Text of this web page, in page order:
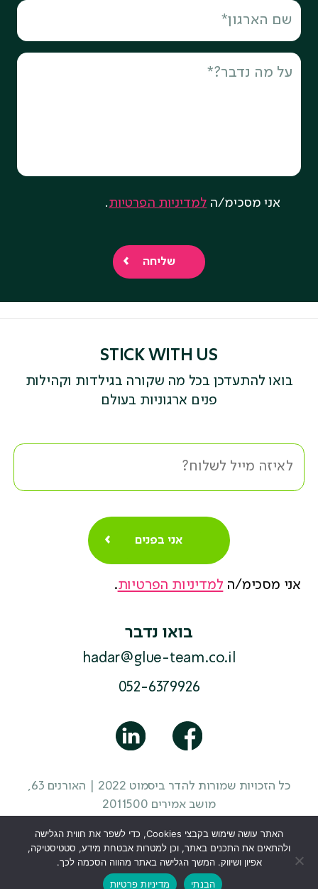
אני מסכימ/ה למדיניות הפרטיות.
STICK WITH US
בואו להתעדכן בכל מה שקורה בגילדות וקהילות
פנים ארגוניות בעולם
אני מסכימ/ה למדיניות הפרטיות.
בואו נדבר
hadar@glue-team.co.il
052-6379926
כל הזכויות שמורות להדר ביסמוט 2022 | האורנים 63,
מושב אמירים 2011500
אתר
סטודיו מוזי
האתר עושה שימוש בקבצי Cookies, כדי לשפר את חווית הגלישה
ולהתאים את התכנים באתר, וכן למטרות אבטחת מידע, סטטיסטיקה,
אפיון ושיווק. המשך הגלישה באתר מהווה הסכמה לכך.
הבנתי
מדיניות פרטיות